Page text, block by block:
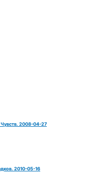
2008-04-27
2010-05-16